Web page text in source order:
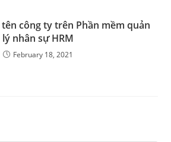
công ty trên Phần mềm quản
lý nhân sự HRM
February 18, 2021